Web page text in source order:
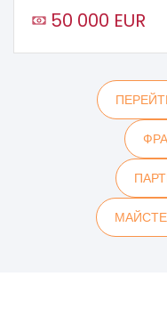
50 000 EUR